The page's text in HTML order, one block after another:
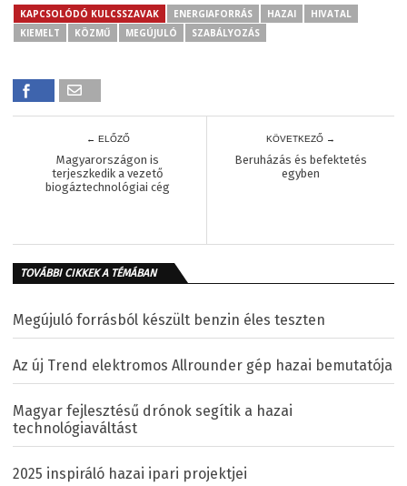
KAPCSOLÓDÓ KULCSSZAVAK ENERGIAFORRÁS HAZAI
HIVATAL
KIEMELT
KÖZMŰ MEGÚJULÓ SZABÁLYOZÁS
← ELŐZŐ
Magyarországon is
terjeszkedik a vezető
biogáztechnológiai cég
KÖVETKEZŐ →
Beruházás és befektetés
egyben
TOVÁBBI CIKKEK A TÉMÁBAN
Megújuló forrásból készült benzin éles teszten
Az új Trend elektromos Allrounder gép hazai bemutatója
Magyar fejlesztésű drónok segítik a hazai
technológiaváltást
2025 inspiráló hazai ipari projektjei